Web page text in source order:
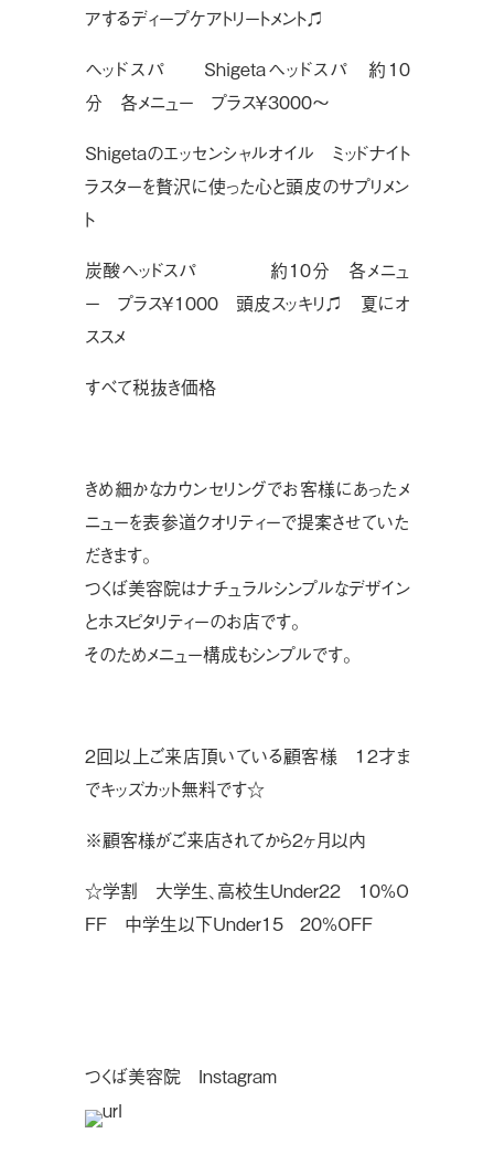
アするディープケアトリートメント♫
ヘッドスパ
Shigetaヘッドスパ 約10
分 各メニュー プラス￥3000〜
Shigetaのエッセンシャルオイル ミッドナイト
ラスターを贅沢に使った心と頭皮のサプリメン
ト
炭酸ヘッドスパ 約10分 各メニュ
ー プラス￥1000 頭皮スッキリ♫ 夏にオ
ススメ
すべて税抜き価格
きめ細かなカウンセリングでお客様にあったメ
ニューを表参道クオリティーで提案させていた
だきます。
つくば美容院はナチュラルシンプルなデザイン
とホスピタリティーのお店です。
そのためメニュー構成もシンプルです。
２回以上ご来店頂いている顧客様 １２才ま
でキッズカット無料です☆
※顧客様がご来店されてから２ヶ月以内
☆学割 大学生、高校生Under22 10%O
FF 中学生以下Under15 20%OFF
つくば美容院 Instagram